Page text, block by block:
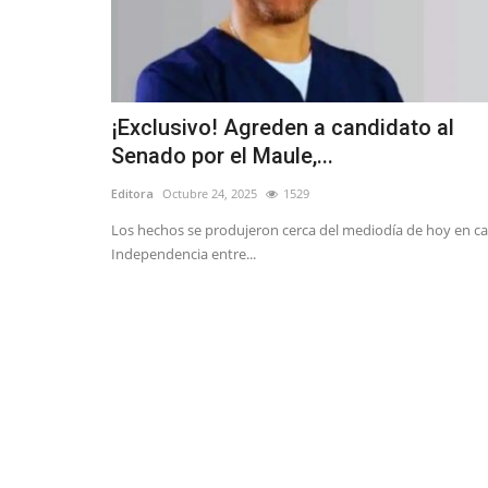
¡Exclusivo! Agreden a candidato al
Senado por el Maule,...
Editora Octubre 24, 2025 1529
Los hechos se produjeron cerca del mediodía de hoy en
Independencia entre...